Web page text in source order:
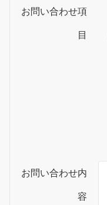
お問い合わせ項
目
お問い合わせ内
容